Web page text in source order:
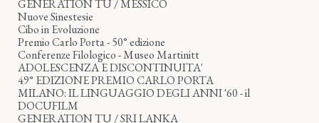
GENERATION TU / MESSICO
Nuove Sinestesie
Cibo in Evoluzione
Premio Carlo Porta - 50° edizione
Conferenze Filologico - Museo Martinitt
ADOLESCENZA E DISCONTINUITA'
49° EDIZIONE PREMIO CARLO PORTA
MILANO: IL LINGUAGGIO DEGLI ANNI '60 - il
DOCUFILM
GENERATION TU / SRI LANKA